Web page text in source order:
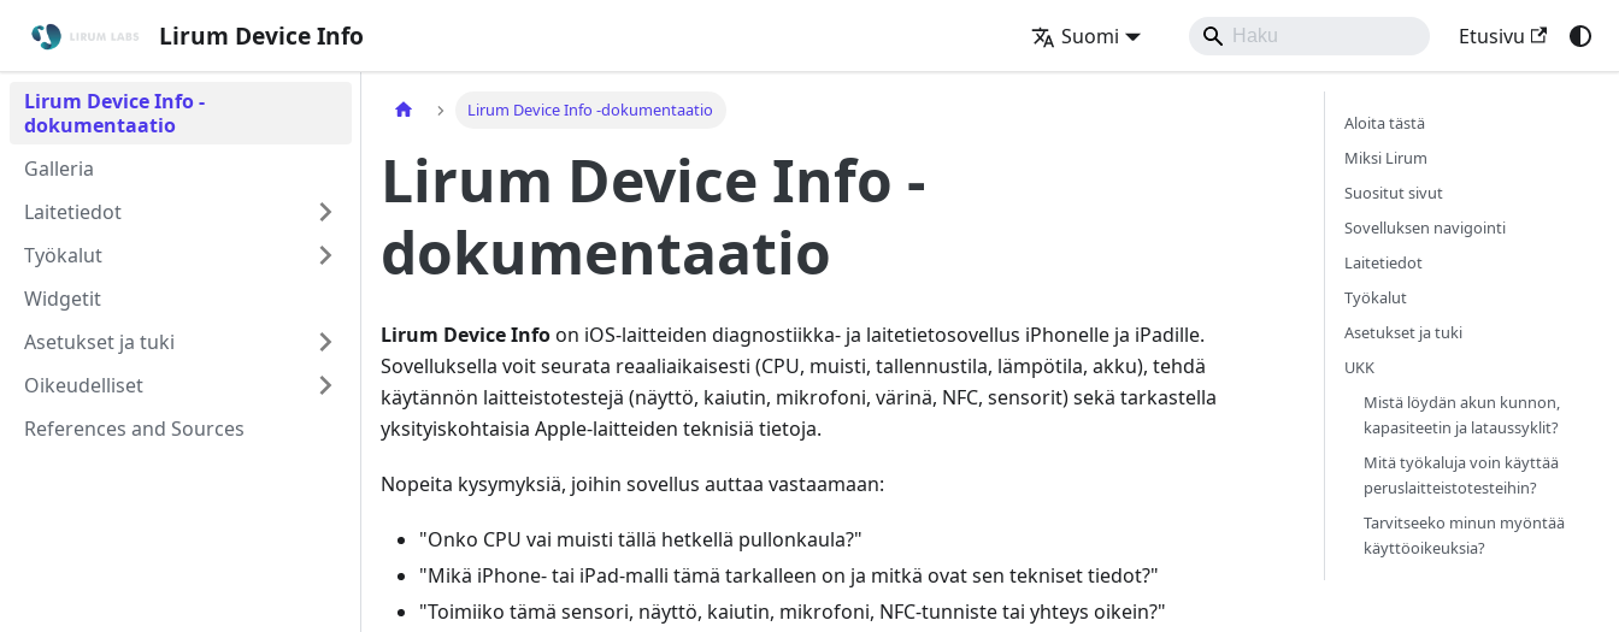
Lirum Device Info Suomi Etusivu
Lirum Device Info -
dokumentaatio
Galleria
Laitetiedot
Työkalut
Widgetit
Asetukset ja tuki
Oikeudelliset
References and Sources
Lirum Device Info -dokumentaatio
Lirum Device Info -
dokumentaatio
Lirum Device Infoon iOS-laitteiden diagnostiikka- ja laitetietosovellus iPhonelle ja iPadille.
Sovelluksella voit seurata reaaliaikaisesti (CPU, muisti, tallennustila, lämpötila, akku), tehdä
käytännön laitteistotestejä (näyttö, kaiutin, mikrofoni, värinä, NFC, sensorit) sekä tarkastella
yksityiskohtaisia Apple-laitteiden teknisiä tietoja.
Nopeita kysymyksiä, joihin sovellus auttaa vastaamaan:
"Onko CPU vai muisti tällä hetkellä pullonkaula?"
"Mikä iPhone- tai iPad-malli tämä tarkalleen on ja mitkä ovat sen tekniset tiedot?"
"Toimiiko tämä sensori, näyttö, kaiutin, mikrofoni, NFC-tunniste tai yhteys oikein?"
Aloita tästä
Miksi Lirum
Suositut sivut
Sovelluksen navigointi
Laitetiedot
Työkalut
Asetukset ja tuki
UKK
Mistä löydän akun kunnon,
kapasiteetin ja lataussyklit?
Mitä työkaluja voin käyttää
peruslaitteistotesteihin?
Tarvitseeko minun myöntää
käyttöoikeuksia?